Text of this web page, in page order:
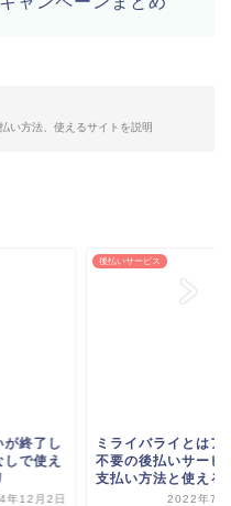
い方法、使えるサイトを説明
が終了し
で使え
年12月2日
後払いサービス
ミライバライとはア
不要の後払いサービ
支払い方法と使える
2022年7